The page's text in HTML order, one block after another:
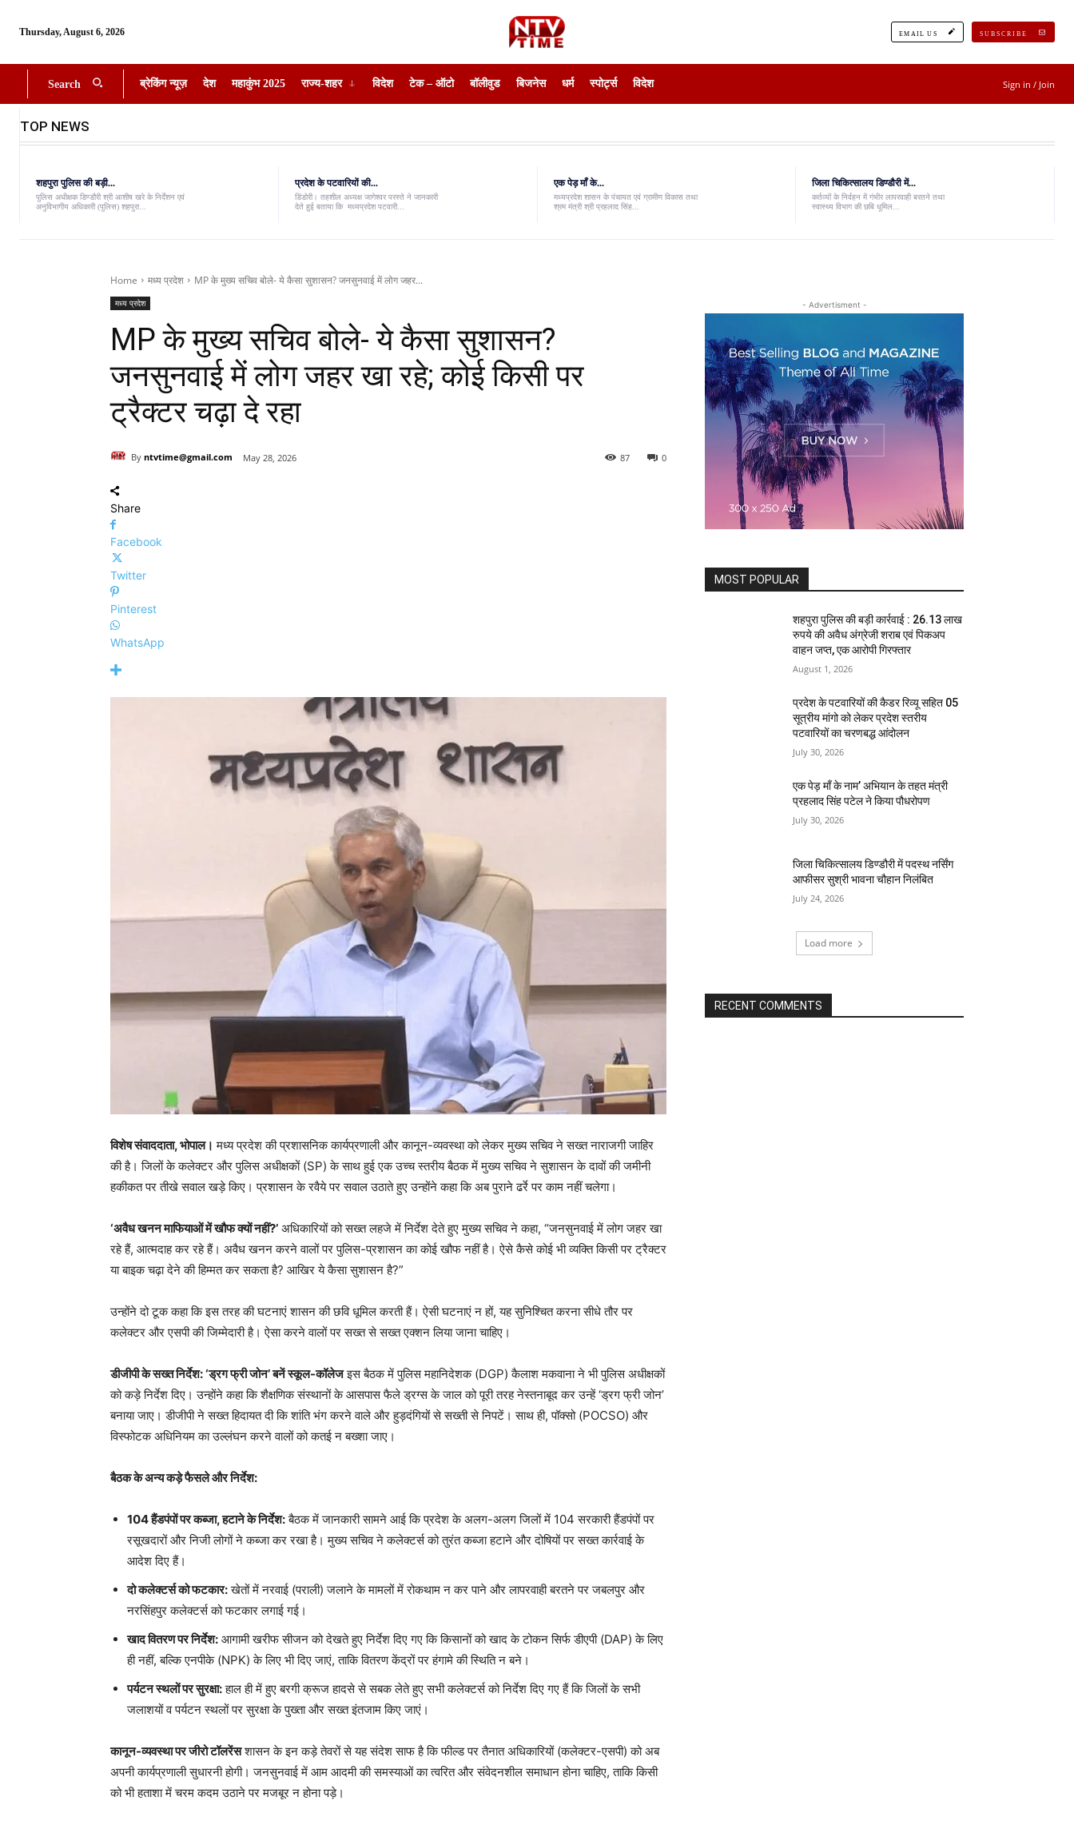
Thursday, August 6, 2026 EMAIL US SUBSCRIBE
Search ब्रेकिंग न्यूज़ देश महाकुंभ 2025 राज्य-शहर विदेश टेक – ऑटो बॉलीवुड बिजनेस धर्म स्पोर्ट्स विदेश Sign in / Join
TOP NEWS
शहपुरा पुलिस की बड़ी...
पुलिस अधीक्षक डिण्डौरी श्री आशीष खरे के निर्देशन एवं
अनुविभागीय अधिकारी (पुलिस) शहपुरा...
प्रदेश के पटवारियों की...
डिंडोरी। तहशील अध्यक्ष जागेश्वर परस्ते ने जानकारी
देते हुई बताया कि मध्यप्रदेश पटवारी...
एक पेड़ माँ के...
मध्यप्रदेश शासन के पंचायत एवं ग्रामीण विकास तथा
श्रम मंत्री श्री प्रहलाद सिंह...
जिला चिकित्सालय डिण्डौरी में...
कर्तव्यों के निर्वहन में गंभीर लापरवाही बरतने तथा
स्वास्थ्य विभाग की छबि धूमिल...
Home मध्य प्रदेश MP के मुख्य सचिव बोले- ये कैसा सुशासन? जनसुनवाई में लोग जहर...
मध्य प्रदेश
MP के मुख्य सचिव बोले- ये कैसा सुशासन?
जनसुनवाई में लोग जहर खा रहे; कोई किसी पर
ट्रैक्टर चढ़ा दे रहा
By ntvtime@gmail.com May 28, 2026 0
87
Share
Facebook
Twitter
Pinterest
WhatsApp
विशेष संवाददाता, भोपाल। मध्य प्रदेश की प्रशासनिक कार्यप्रणाली और कानून-व्यवस्था को लेकर मुख्य सचिव ने सख्त नाराजगी जाहिर
की है। जिलों के कलेक्टर और पुलिस अधीक्षकों (SP) के साथ हुई एक उच्च स्तरीय बैठक में मुख्य सचिव ने सुशासन के दावों की जमीनी
हकीकत पर तीखे सवाल खड़े किए। प्रशासन के रवैये पर सवाल उठाते हुए उन्होंने कहा कि अब पुराने ढर्रे पर काम नहीं चलेगा।
‘अवैध खनन माफियाओं में खौफ क्यों नहीं?’ अधिकारियों को सख्त लहजे में निर्देश देते हुए मुख्य सचिव ने कहा, “जनसुनवाई में लोग जहर खा
रहे हैं, आत्मदाह कर रहे हैं। अवैध खनन करने वालों पर पुलिस-प्रशासन का कोई खौफ नहीं है। ऐसे कैसे कोई भी व्यक्ति किसी पर ट्रैक्टर
या बाइक चढ़ा देने की हिम्मत कर सकता है? आखिर ये कैसा सुशासन है?”
उन्होंने दो टूक कहा कि इस तरह की घटनाएं शासन की छवि धूमिल करती हैं। ऐसी घटनाएं न हों, यह सुनिश्चित करना सीधे तौर पर
कलेक्टर और एसपी की जिम्मेदारी है। ऐसा करने वालों पर सख्त से सख्त एक्शन लिया जाना चाहिए।
डीजीपी के सख्त निर्देश: ‘ड्रग फ्री जोन’ बनें स्कूल-कॉलेजइस बैठक में पुलिस महानिदेशक (DGP) कैलाश मकवाना ने भी पुलिस अधीक्षकों
को कड़े निर्देश दिए। उन्होंने कहा कि शैक्षणिक संस्थानों के आसपास फैले ड्रग्स के जाल को पूरी तरह नेस्तनाबूद कर उन्हें ‘ड्रग फ्री जोन’
बनाया जाए। डीजीपी ने सख्त हिदायत दी कि शांति भंग करने वाले और हुड़दंगियों से सख्ती से निपटें। साथ ही, पॉक्सो (POCSO) और
विस्फोटक अधिनियम का उल्लंघन करने वालों को कतई न बख्शा जाए।
बैठक के अन्य कड़े फैसले और निर्देश:
104 हैंडपंपों पर कब्जा, हटाने के निर्देश:बैठक में जानकारी सामने आई कि प्रदेश के अलग-अलग जिलों में 104 सरकारी हैंडपंपों पर
रसूखदारों और निजी लोगों ने कब्जा कर रखा है। मुख्य सचिव ने कलेक्टर्स को तुरंत कब्जा हटाने और दोषियों पर सख्त कार्रवाई के
आदेश दिए हैं।
दो कलेक्टर्स को फटकार:खेतों में नरवाई (पराली) जलाने के मामलों में रोकथाम न कर पाने और लापरवाही बरतने पर जबलपुर और
नरसिंहपुर कलेक्टर्स को फटकार लगाई गई।
खाद वितरण पर निर्देश: आगामी खरीफ सीजन को देखते हुए निर्देश दिए गए कि किसानों को खाद के टोकन सिर्फ डीएपी (DAP) के लिए
ही नहीं, बल्कि एनपीके (NPK) के लिए भी दिए जाएं, ताकि वितरण केंद्रों पर हंगामे की स्थिति न बने।
पर्यटन स्थलों पर सुरक्षा:हाल ही में हुए बरगी क्रूज हादसे से सबक लेते हुए सभी कलेक्टर्स को निर्देश दिए गए हैं कि जिलों के सभी
जलाशयों व पर्यटन स्थलों पर सुरक्षा के पुख्ता और सख्त इंतजाम किए जाएं।
कानून-व्यवस्था पर जीरो टॉलरेंसशासन के इन कड़े तेवरों से यह संदेश साफ है कि फील्ड पर तैनात अधिकारियों (कलेक्टर-एसपी) को अब
अपनी कार्यप्रणाली सुधारनी होगी। जनसुनवाई में आम आदमी की समस्याओं का त्वरित और संवेदनशील समाधान होना चाहिए, ताकि किसी
को भी हताशा में चरम कदम उठाने पर मजबूर न होना पड़े।
- Advertisment -
MOST POPULAR
शहपुरा पुलिस की बड़ी कार्रवाई : 26.13 लाख
रुपये की अवैध अंग्रेजी शराब एवं पिकअप
वाहन जप्त, एक आरोपी गिरफ्तार
August 1, 2026
प्रदेश के पटवारियों की कैडर रिव्यू सहित 05
सूत्रीय मांगो को लेकर प्रदेश स्तरीय
पटवारियों का चरणबद्ध आंदोलन
July 30, 2026
एक पेड़ माँ के नाम’ अभियान के तहत मंत्री
प्रहलाद सिंह पटेल ने किया पौधरोपण
July 30, 2026
जिला चिकित्सालय डिण्डौरी में पदस्थ नर्सिंग
आफीसर सुश्री भावना चौहान निलंबित
July 24, 2026
Load more
RECENT COMMENTS